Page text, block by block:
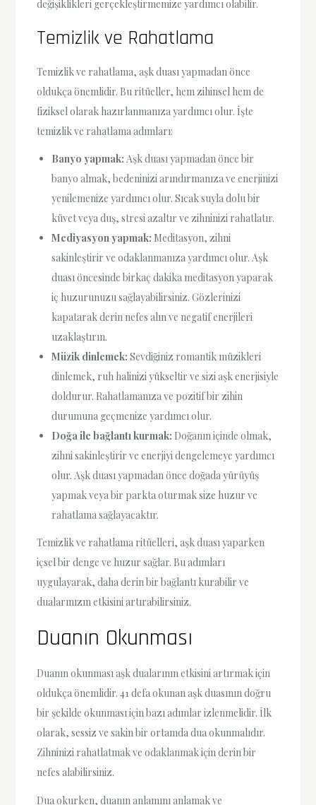
değişiklikleri gerçekleştirmemize yardımcı olabilir.
Temizlik ve Rahatlama
Temizlik ve rahatlama, aşk duası yapmadan önce
oldukça önemlidir. Bu ritüeller, hem zihinsel hem de
fiziksel olarak hazırlanmanıza yardımcı olur. İşte
temizlik ve rahatlama adımları:
Banyo yapmak: Aşk duası yapmadan önce bir
banyo almak, bedeninizi arındırmanıza ve enerjinizi
yenilemenize yardımcı olur. Sıcak suyla dolu bir
küvet veya duş, stresi azaltır ve zihninizi rahatlatır.
Mediyasyon yapmak: Meditasyon, zihni
sakinleştirir ve odaklanmanıza yardımcı olur. Aşk
duası öncesinde birkaç dakika meditasyon yaparak
iç huzurunuzu sağlayabilirsiniz. Gözlerinizi
kapatarak derin nefes alın ve negatif enerjileri
uzaklaştırın.
Müzik dinlemek: Sevdiğiniz romantik müzikleri
dinlemek, ruh halinizi yükseltir ve sizi aşk enerjisiyle
doldurur. Rahatlamanıza ve pozitif bir zihin
durumuna geçmenize yardımcı olur.
Doğa ile bağlantı kurmak: Doğanın içinde olmak,
zihni sakinleştirir ve enerjiyi dengelemeye yardımcı
olur. Aşk duası yapmadan önce doğada yürüyüş
yapmak veya bir parkta oturmak size huzur ve
rahatlama sağlayacaktır.
Temizlik ve rahatlama ritüelleri, aşk duası yaparken
içsel bir denge ve huzur sağlar. Bu adımları
uygulayarak, daha derin bir bağlantı kurabilir ve
dualarınızın etkisini artırabilirsiniz.
Duanın Okunması
Duanın okunması aşk dualarının etkisini artırmak için
oldukça önemlidir. 41 defa okunan aşk duasının doğru
bir şekilde okunması için bazı adımlar izlenmelidir. İlk
olarak, sessiz ve sakin bir ortamda dua okunmalıdır.
Zihninizi rahatlatmak ve odaklanmak için derin bir
nefes alabilirsiniz.
Dua okurken, duanın anlamını anlamak ve